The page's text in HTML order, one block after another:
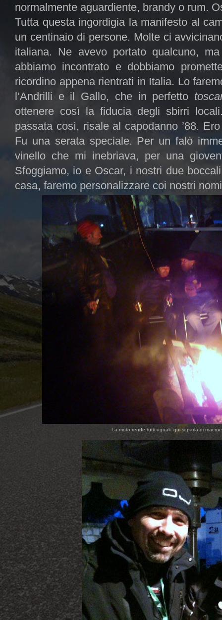
normalmente aguardiente, brandy o rum.
Tutta questa ingordigia la manifesto al
un centinaio di persone. Molte ci
italiana. Ne avevo portato qualcuno,
abbiamo incontrato e dobbiamo
ricordino appena rientrati in Italia. Lo
l’Andrilli e il Gallo, che in perfetto
ottenere così la fiducia degli sbirri
passata così, risale al capodanno ’88.
Fu una serata speciale. Per un falò
vinello che mi inebriava, per una
Sfoggiamo, io e Oscar, i nostri due
casa, faremo personalizzare coi nostri
La moto rende tutti uguali: qui si parla di